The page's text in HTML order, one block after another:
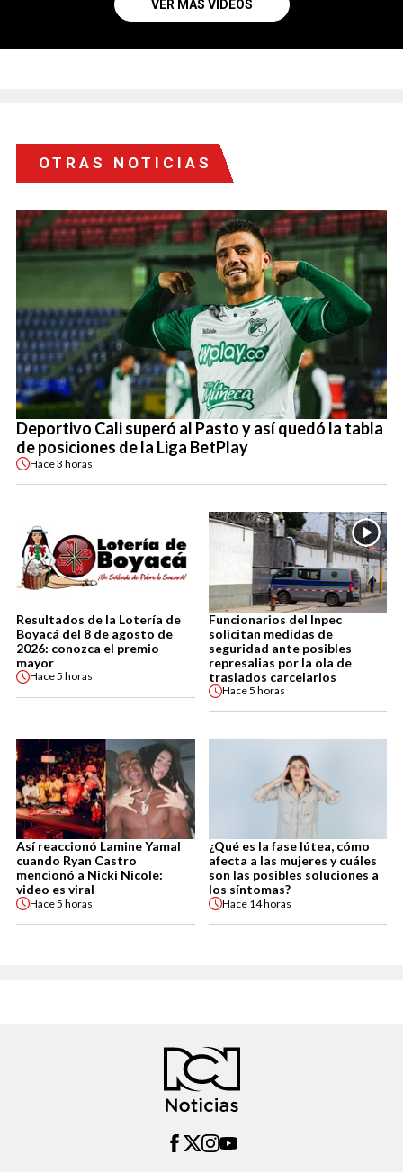
VER MÁS VIDEOS
OTRAS NOTICIAS
Deportivo Cali superó al Pasto y así quedó la tabla
de posiciones de la Liga BetPlay
Hace3 horas
Resultados de la Lotería de
Boyacá del 8 de agosto de
2026: conozca el premio
mayor
Hace5 horas
Funcionarios del Inpec
solicitan medidas de
seguridad ante posibles
represalias por la ola de
traslados carcelarios
Hace5 horas
Así reaccionó Lamine Yamal
cuando Ryan Castro
mencionó a Nicki Nicole:
video es viral
Hace5 horas
¿Qué es la fase lútea, cómo
afecta a las mujeres y cuáles
son las posibles soluciones a
los síntomas?
Hace 14 horas